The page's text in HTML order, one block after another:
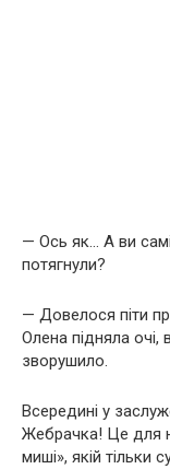
— Ось як… А ви
потягнули?
— Довелося піти
Олена підняла очі,
зворушило.
Всередині у
Жебрачка! Це для
миші», якій тільки